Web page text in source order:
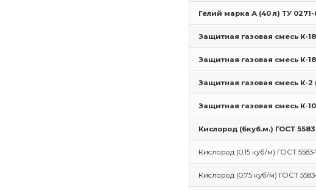
Гелий марка А (40 л) ТУ
Защитная газовая смесь К-
Защитная газовая смесь К-
Защитная газовая смесь К-2
Защитная газовая смесь К-
Кислород (6куб.м.) ГОСТ
Кислород (0,15 куб/м) ГОСТ
Кислород (0,75 куб/м) ГОСТ